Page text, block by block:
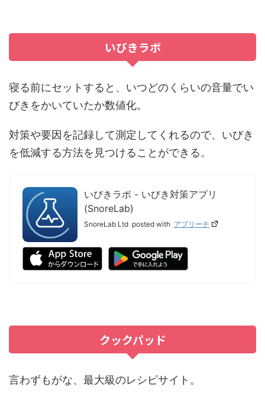
いびきラボ
寝る前にセットすると、いつどのくらいの音量でい
びきをかいていたか数値化。
対策や要因を記録して測定してくれるので、いびき
を低減する方法を見つけることができる。
いびきラボ - いびき対策アプリ
(SnoreLab)
SnoreLab Ltd posted with アプリーチ
クックパッド
言わずもがな、最大級のレシピサイト。